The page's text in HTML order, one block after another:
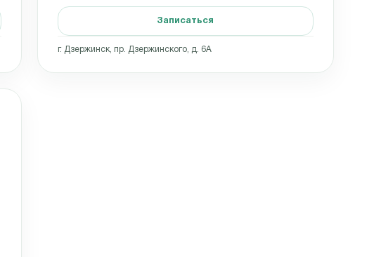
Записаться
г. Дзержинск, пр. Дзержинского, д. 6А